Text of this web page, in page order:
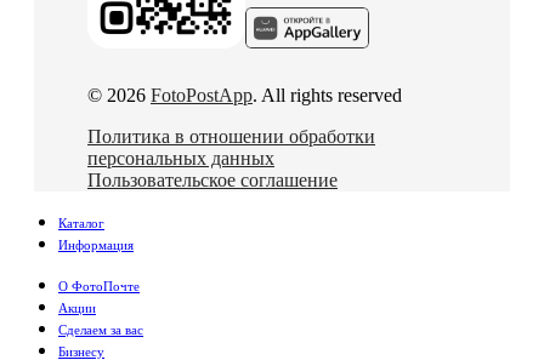
© 2026 FotoPostApp. All rights reserved
Политика в отношении обработки
персональных данных
Пользовательское соглашение
Каталог
Информация
О ФотоПочте
Акции
Сделаем за вас
Бизнесу